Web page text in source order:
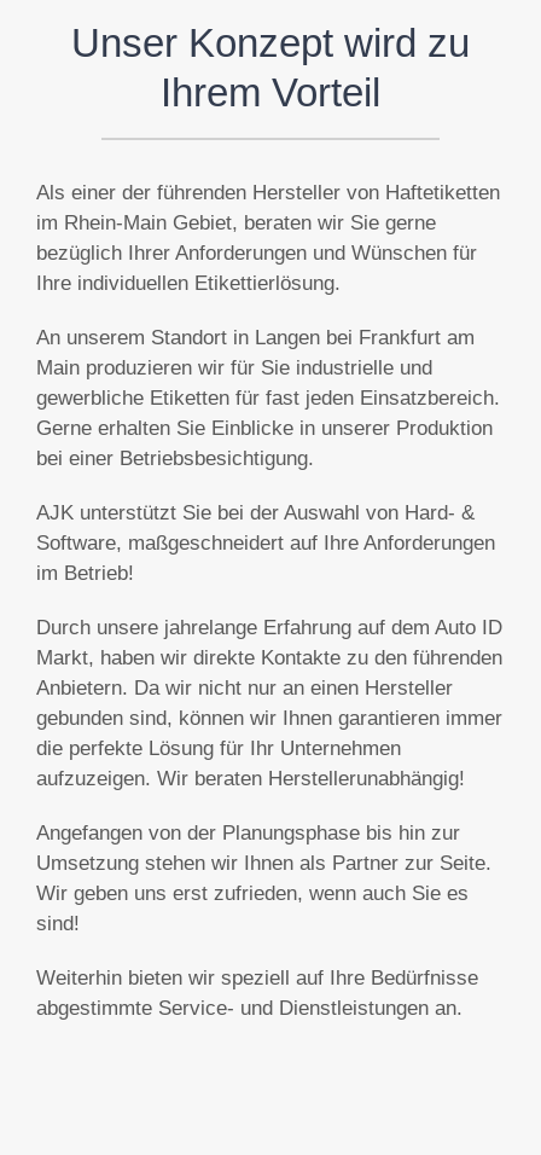
Unser Konzept wird zu
Ihrem Vorteil
Als einer der führenden Hersteller von Haftetiketten
im Rhein-Main Gebiet, beraten wir Sie gerne
bezüglich Ihrer Anforderungen und Wünschen für
Ihre individuellen Etikettierlösung.
An unserem Standort in Langen bei Frankfurt am
Main produzieren wir für Sie industrielle und
gewerbliche Etiketten für fast jeden Einsatzbereich.
Gerne erhalten Sie Einblicke in unserer Produktion
bei einer Betriebsbesichtigung.
AJK unterstützt Sie bei der Auswahl von Hard- &
Software, maßgeschneidert auf Ihre Anforderungen
im Betrieb!
Durch unsere jahrelange Erfahrung auf dem Auto ID
Markt, haben wir direkte Kontakte zu den führenden
Anbietern. Da wir nicht nur an einen Hersteller
gebunden sind, können wir Ihnen garantieren immer
die perfekte Lösung für Ihr Unternehmen
aufzuzeigen. Wir beraten Herstellerunabhängig!
Angefangen von der Planungsphase bis hin zur
Umsetzung stehen wir Ihnen als Partner zur Seite.
Wir geben uns erst zufrieden, wenn auch Sie es
sind!
Weiterhin bieten wir speziell auf Ihre Bedürfnisse
abgestimmte Service- und Dienstleistungen an.